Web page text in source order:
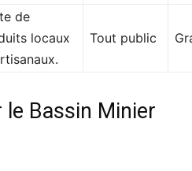
de
locaux
Tout public
Bassin Minier